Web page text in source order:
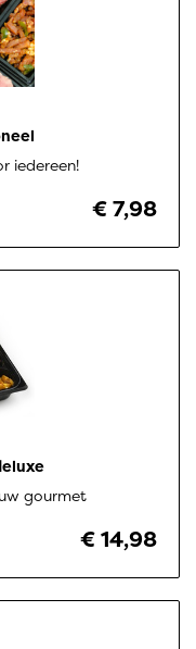
iedereen!
€ 7,98
gourmet
€ 14,98